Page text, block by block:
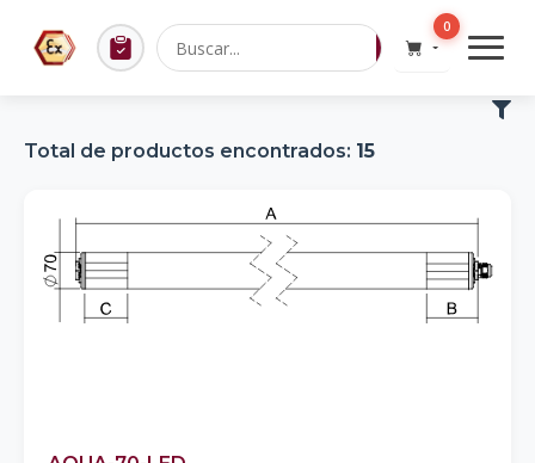
0
Total de productos encontrados: 15